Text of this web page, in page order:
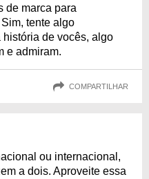
de marca para
tente algo
de vocês, algo
e admiram.
COMPARTILHAR
ou internacional,
a dois. Aproveite essa